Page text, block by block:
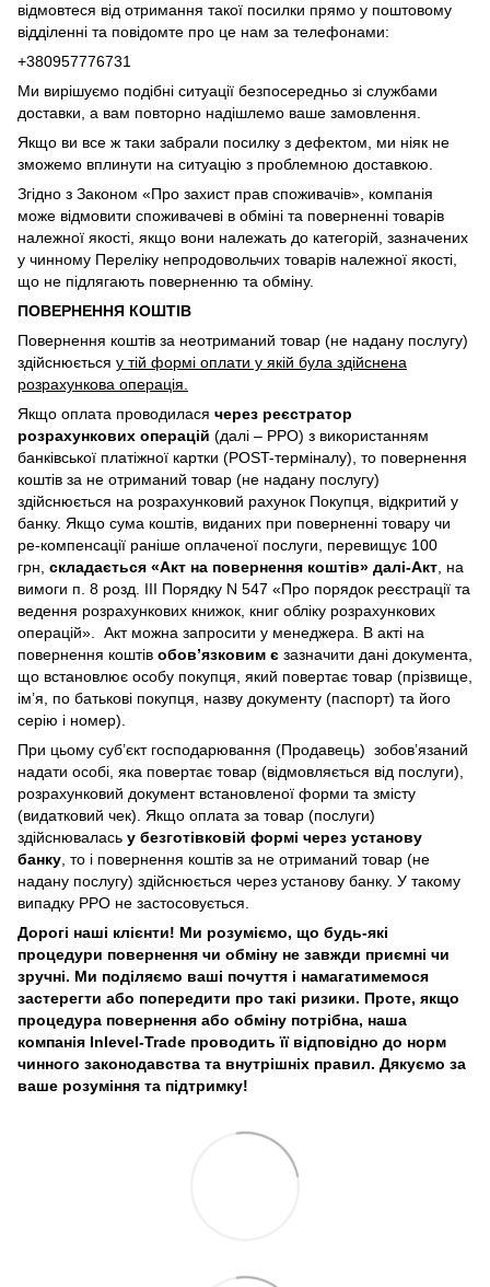
відмовтеся від отримання такої посилки прямо у поштовому
відділенні та повідомте про це нам за телефонами:
+380957776731
Ми вирішуємо подібні ситуації безпосередньо зі службами
доставки, а вам повторно надішлемо ваше замовлення.
Якщо ви все ж таки забрали посилку з дефектом, ми ніяк не
зможемо вплинути на ситуацію з проблемною доставкою.
Згідно з Законом «Про захист прав споживачів», компанія
може відмовити споживачеві в обміні та поверненні товарів
належної якості, якщо вони належать до категорій, зазначених
у чинному Переліку непродовольчих товарів належної якості,
що не підлягають поверненню та обміну.
ПОВЕРНЕННЯ КОШТІВ
Повернення коштів за неотриманий товар (не надану послугу)
здійснюється у тій формі оплати у якій була здійснена
розрахункова операція.
Якщо оплата проводилася через реєстратор
розрахункових операцій (далі – РРО) з використанням
банківської платіжної картки (POST-терміналу), то повернення
коштів за не отриманий товар (не надану послугу)
здійснюється на розрахунковий рахунок Покупця, відкритий у
банку. Якщо сума коштів, виданих при поверненні товару чи
ре-компенсації раніше оплаченої послуги, перевищує 100
грн, складається «Акт на повернення коштів» далі-Акт, на
вимоги п. 8 розд. III Порядку N 547 «Про порядок реєстрації та
ведення розрахункових книжок, книг обліку розрахункових
операцій». Акт можна запросити у менеджера. В акті на
повернення коштів обов’язковим є зазначити дані документа,
що встановлює особу покупця, який повертає товар (прізвище,
ім’я, по батькові покупця, назву документу (паспорт) та його
серію і номер).
При цьому суб’єкт господарювання (Продавець) зобов’язаний
надати особі, яка повертає товар (відмовляється від послуги),
розрахунковий документ встановленої форми та змісту
(видатковий чек). Якщо оплата за товар (послуги)
здійснювалась у безготівковій формі через установу
банку, то і повернення коштів за не отриманий товар (не
надану послугу) здійснюється через установу банку. У такому
випадку РРО не застосовується.
Дорогі наші клієнти! Ми розуміємо, що будь-які
процедури повернення чи обміну не завжди приємні чи
зручні. Ми поділяємо ваші почуття і намагатимемося
застерегти або попередити про такі ризики. Проте, якщо
процедура повернення або обміну потрібна, наша
компанія Inlevel-Trade проводить її відповідно до норм
чинного законодавства та внутрішніх правил. Дякуємо за
ваше розуміння та підтримку!